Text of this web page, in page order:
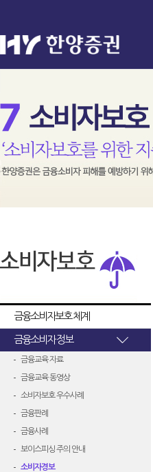
금융소비자보호 체계
금융소비자 정보
금융교육 자료
금융교육 동영상
소비자보호 우수사례
금융판례
금융사례
보이스피싱 주의 안내
소비자경보